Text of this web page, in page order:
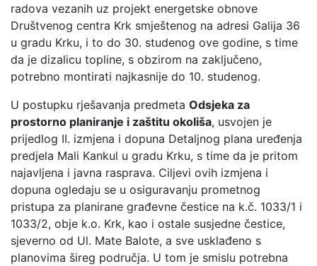
radova vezanih uz projekt energetske obnove
Društvenog centra Krk smještenog na adresi Galija 36
u gradu Krku, i to do 30. studenog ove godine, s time
da je dizalicu topline, s obzirom na zaključeno,
potrebno montirati najkasnije do 10. studenog.
U postupku rješavanja predmeta Odsjeka za
prostorno planiranje i zaštitu okoliša, usvojen je
prijedlog II. izmjena i dopuna Detaljnog plana uređenja
predjela Mali Kankul u gradu Krku, s time da je pritom
najavljena i javna rasprava. Ciljevi ovih izmjena i
dopuna ogledaju se u osiguravanju prometnog
pristupa za planirane građevne čestice na k.č. 1033/1 i
1033/2, obje k.o. Krk, kao i ostale susjedne čestice,
sjeverno od Ul. Mate Balote, a sve usklađeno s
planovima šireg područja. U tom je smislu potrebna